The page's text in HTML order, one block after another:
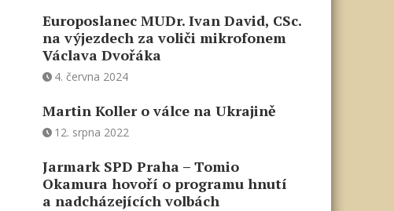
Europoslanec MUDr. Ivan David, CSc.
na výjezdech za voliči mikrofonem
Václava Dvořáka
4. června 2024
Martin Koller o válce na Ukrajině
12. srpna 2022
Jarmark SPD Praha – Tomio
Okamura hovoří o programu hnutí
a nadcházejících volbách